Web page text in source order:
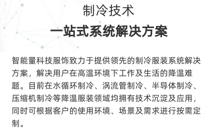
制冷技术
一站式系统解决方案
智能量科技服饰致力于提供领先的制冷服装系统解决
方案，解决用户在高温环境下工作及生活的降温难
题。目前在水循环制冷、涡流管制冷、半导体制冷、
压缩机制冷等降温服装领域均拥有技术沉淀及应用，
同时可根据客户的使用环境、场景及需求进行按需定
制。